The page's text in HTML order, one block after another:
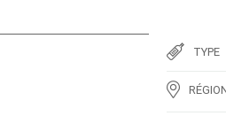
TYPE